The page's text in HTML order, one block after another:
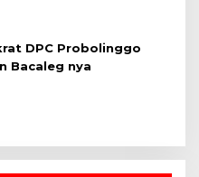
DPC Probolinggo
Bacaleg nya